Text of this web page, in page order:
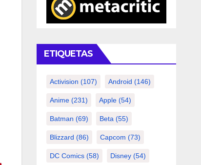
ETIQUETAS
Activision (107) Android (146)
Anime(231) Apple(54)
Batman (69) Beta (55)
Blizzard (86) Capcom (73)
DC Comics(58) Disney(54)